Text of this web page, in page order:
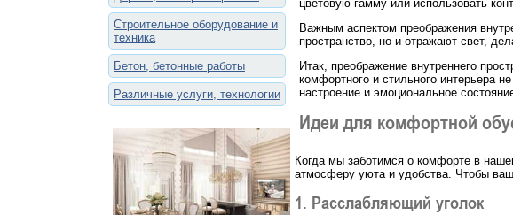
Строительное оборудование и
техника
Бетон, бетонные работы
Различные услуги, технологии
цветовую гамму или использовать
Важным аспектом преображения
пространство, но и отражают свет,
Итак, преображение внутреннего
комфортного и стильного интерьера
настроение и эмоциональное
Идеи для комфортной
Когда мы заботимся о комфорте в
атмосферу уюта и удобства. Чтобы
1. Расслабляющий уголок